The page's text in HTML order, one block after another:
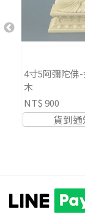
4寸5阿彌陀佛
木
NT$ 900
貨到